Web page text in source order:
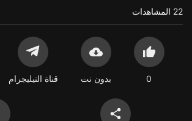
22 المشاهدات
0 بدون نت قناة التيليجرام